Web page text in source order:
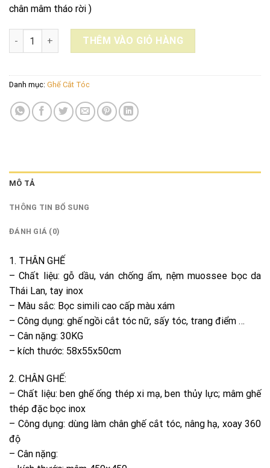
chân mâm tháo rời )
GHẾ CẮT TÓC CAO CẤP 2022 YA1_86 số lượng
THÊM VÀO GIỎ HÀNG
Danh mục: Ghế Cắt Tóc
MÔ TẢ
THÔNG TIN BỔ SUNG
ĐÁNH GIÁ (0)
1. THÂN GHẾ
– Chất liệu: gỗ dầu, ván chống ẩm, nệm muossee bọc da
Thái Lan, tay inox
– Màu sắc: Bọc simili cao cấp màu xám
– Công dụng: ghế ngồi cắt tóc nữ, sấy tóc, trang điểm …
– Cân nặng: 30KG
– kích thước: 58x55x50cm
2. CHÂN GHẾ:
– Chất liệu: ben ghế ống thép xi mạ, ben thủy lực; mâm ghế
thép đặc bọc inox
– Công dụng: dùng làm chân ghế cắt tóc, nâng hạ, xoay 360
độ
– Cân nặng: